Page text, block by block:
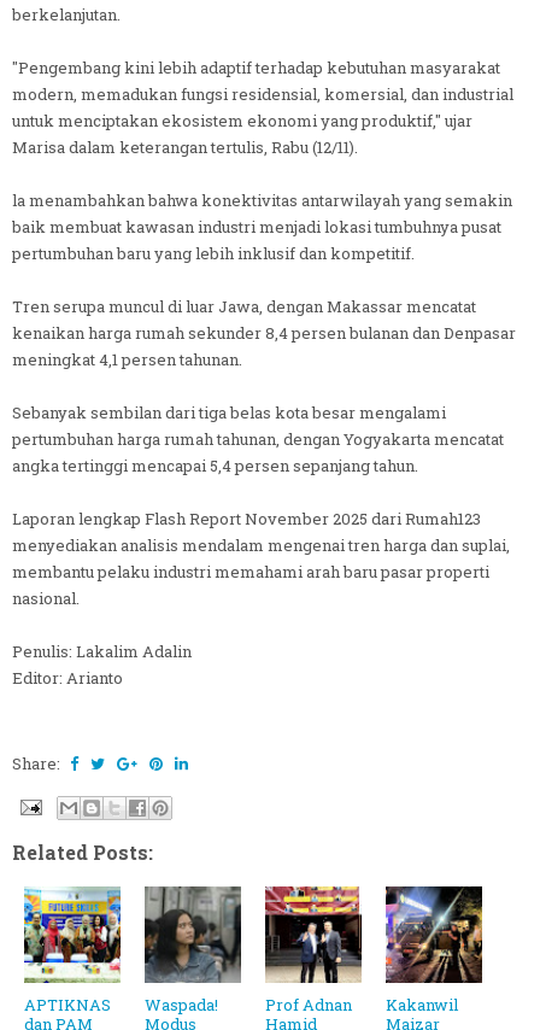
berkelanjutan.
"Pengembang kini lebih adaptif terhadap kebutuhan masyarakat
modern, memadukan fungsi residensial, komersial, dan industrial
untuk menciptakan ekosistem ekonomi yang produktif," ujar
Marisa dalam keterangan tertulis, Rabu (12/11).
la menambahkan bahwa konektivitas antarwilayah yang semakin
baik membuat kawasan industri menjadi lokasi tumbuhnya pusat
pertumbuhan baru yang lebih inklusif dan kompetitif.
Tren serupa muncul di luar Jawa, dengan Makassar mencatat
kenaikan harga rumah sekunder 8,4 persen bulanan dan Denpasar
meningkat 4,1 persen tahunan.
Sebanyak sembilan dari tiga belas kota besar mengalami
pertumbuhan harga rumah tahunan, dengan Yogyakarta mencatat
angka tertinggi mencapai 5,4 persen sepanjang tahun.
Laporan lengkap Flash Report November 2025 dari Rumah123
menyediakan analisis mendalam mengenai tren harga dan suplai,
membantu pelaku industri memahami arah baru pasar properti
nasional.
Penulis: Lakalim Adalin
Editor: Arianto
Share:
Related Posts:
APTIKNAS
dan PAM
Waspada!
Modus
Prof Adnan
Hamid
Kakanwil
Maizar